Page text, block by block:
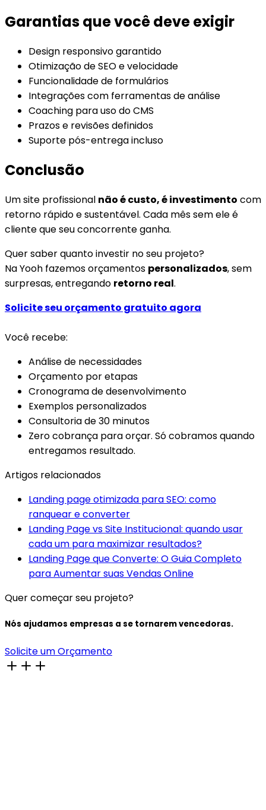
Garantias que você deve exigir
Design responsivo garantido
Otimização de SEO e velocidade
Funcionalidade de formulários
Integrações com ferramentas de análise
Coaching para uso do CMS
Prazos e revisões definidos
Suporte pós-entrega incluso
Conclusão
Um site profissional não é custo, é investimento com
retorno rápido e sustentável. Cada mês sem ele é
cliente que seu concorrente ganha.
Quer saber quanto investir no seu projeto?
Na Yooh fazemos orçamentos personalizados, sem
surpresas, entregando retorno real.
Solicite seu orçamento gratuito agora
Você recebe:
Análise de necessidades
Orçamento por etapas
Cronograma de desenvolvimento
Exemplos personalizados
Consultoria de 30 minutos
Zero cobrança para orçar. Só cobramos quando
entregamos resultado.
Artigos relacionados
Landing page otimizada para SEO: como
ranquear e converter
Landing Page vs Site Institucional: quando usar
cada um para maximizar resultados?
Landing Page que Converte: O Guia Completo
para Aumentar suas Vendas Online
Quer começar seu projeto?
Nós ajudamos empresas a se tornarem vencedoras.
Solicite um Orçamento